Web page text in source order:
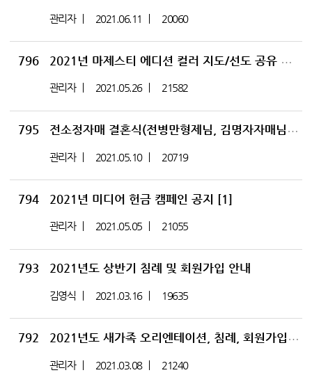
관리자 2021.06.11 20060
796 2021년 마제스티 에디션 컬러 지도/선도 공유 및 이집트 탈출(출애굽) 지도 수정 안내
관리자 2021.05.26 21582
795 전소정자매 결혼식(전병만형제님, 김명자자매님의 자녀)
관리자 2021.05.10 20719
794 2021년 미디어 헌금 캠페인 공지 [1]
관리자 2021.05.05 21055
793 2021년도 상반기 침례 및 회원가입 안내
김영식 2021.03.16 19635
792 2021년도 새가족 오리엔테이션, 침례, 회원가입 안내
관리자 2021.03.08 21240